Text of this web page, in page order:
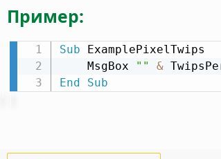
Пример:
Sub ExamplePixelTwips
    MsgBox
"" &
End
Sub